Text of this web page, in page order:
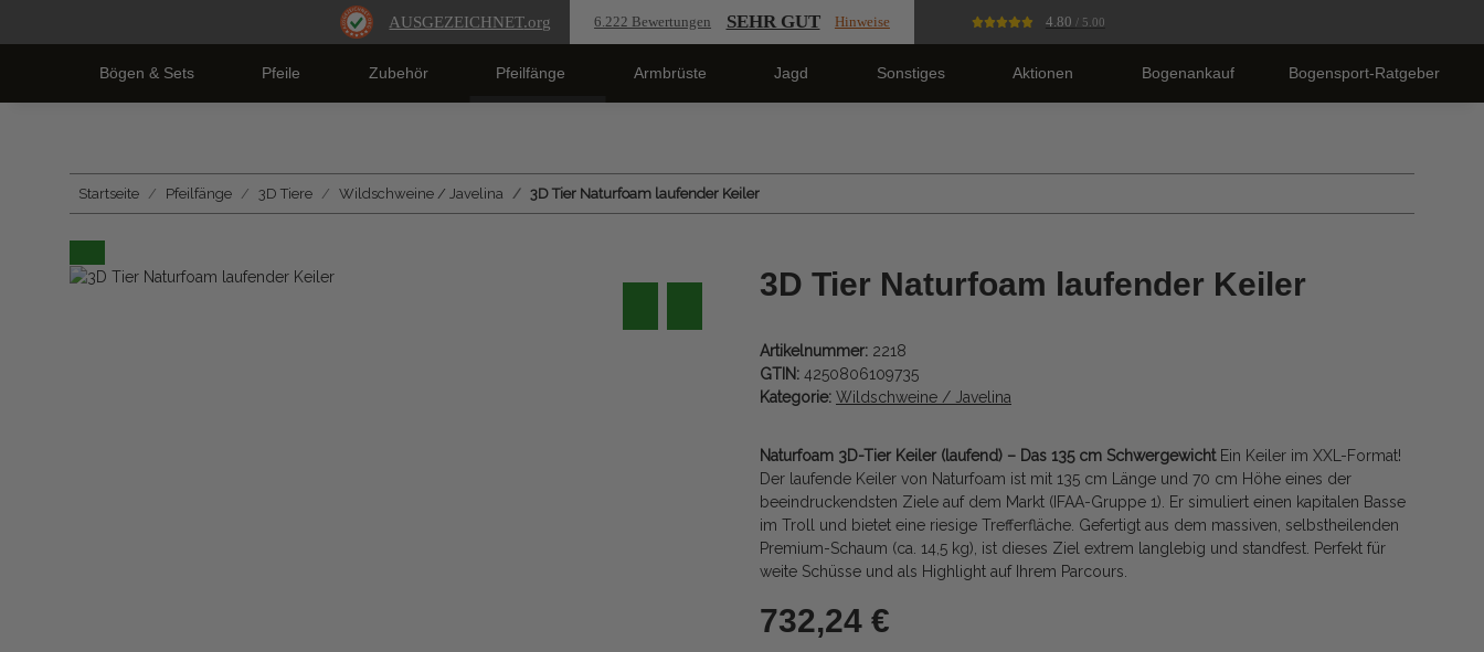
AUSGEZEICHNET.org 6.222 Bewertungen SEHR GUT Hinweise 4.80 / 5.00
Bögen & Sets Pfeile Zubehör Pfeilfänge Armbrüste Jagd Sonstiges Aktionen Bogenankauf Bogensport-Ratgeber
Startseite Pfeilfänge 3D Tiere Wildschweine / Javelina 3D Tier Naturfoam laufender Keiler
3D Tier Naturfoam laufender Keiler
Artikelnummer: 2218
GTIN: 4250806109735
Kategorie: Wildschweine / Javelina
Naturfoam 3D-Tier Keiler (laufend) – Das 135 cm SchwergewichtEin Keiler im XXL-Format!
Der laufende Keiler von Naturfoam ist mit 135 cm Länge und 70 cm Höhe eines der
beeindruckendsten Ziele auf dem Markt (IFAA-Gruppe 1). Er simuliert einen kapitalen Basse
im Troll und bietet eine riesige Trefferfläche. Gefertigt aus dem massiven, selbstheilenden
Premium-Schaum (ca. 14,5 kg), ist dieses Ziel extrem langlebig und standfest. Perfekt für
weite Schüsse und als Highlight auf Ihrem Parcours.
732,24 €